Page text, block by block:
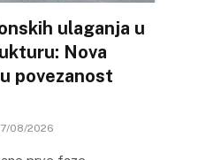
ulaganja u
Nova
povezanost
08/2026